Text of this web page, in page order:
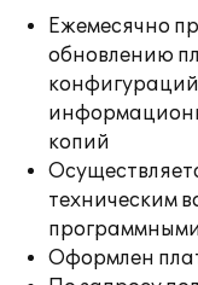
Ежемесячно
обновлению
копий
техническим
Оформлен